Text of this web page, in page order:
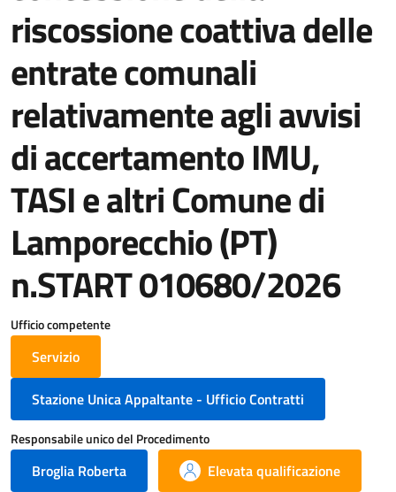
riscossione coattiva delle
entrate comunali
relativamente agli avvisi
di accertamento IMU,
TASI e altri Comune di
Lamporecchio (PT)
n.START 010680/2026
Ufficio competente
Servizio
Stazione Unica Appaltante - Ufficio Contratti
Responsabile unico del Procedimento
Broglia Roberta Elevata qualificazione